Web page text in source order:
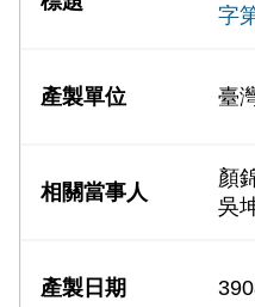
字
臺
顏
吳